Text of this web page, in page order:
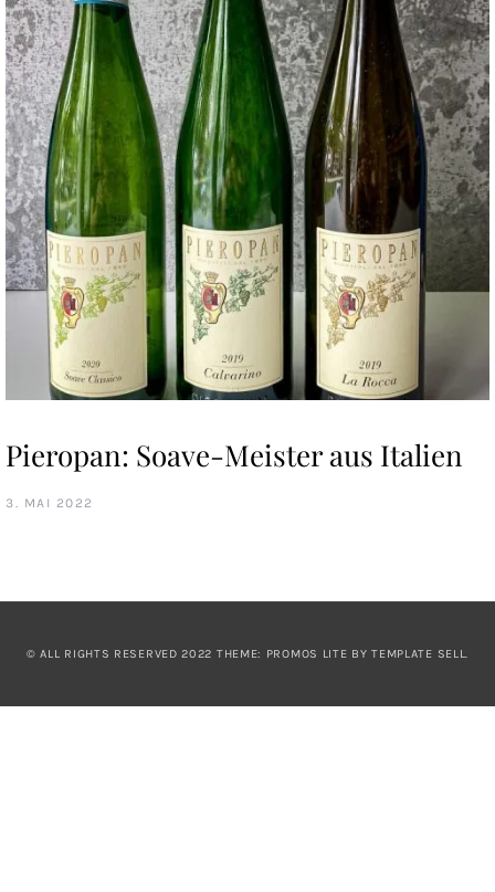
Pieropan: Soave-Meister aus Italien
3. MAI 2022
© ALL RIGHTS RESERVED 2022 THEME: PROMOS LITE BYTEMPLATE SELL